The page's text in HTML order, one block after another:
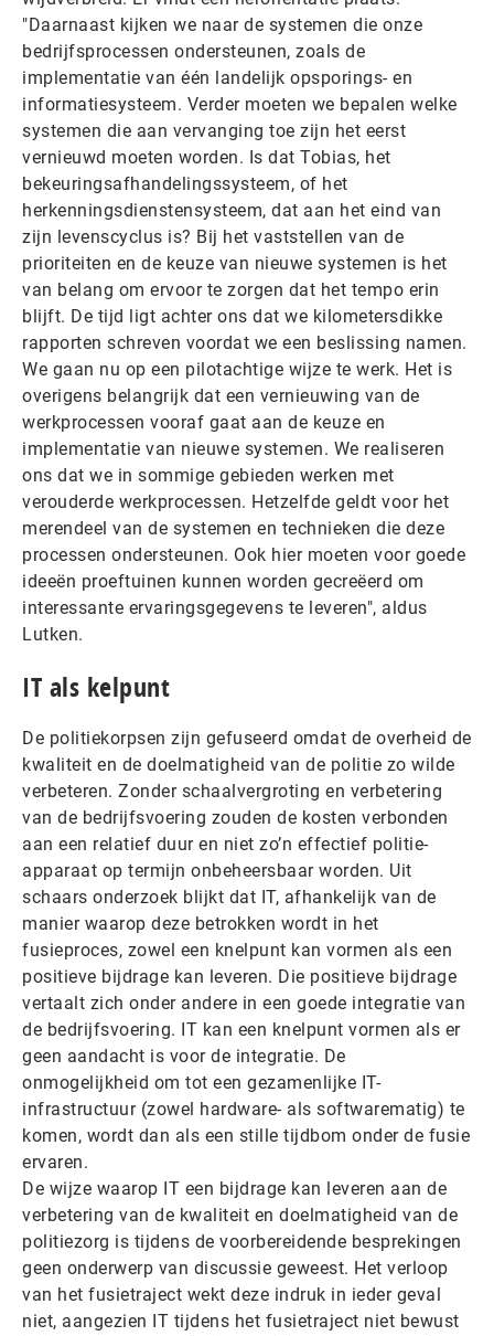
"Daarnaast kijken we naar de systemen die onze
bedrijfsprocessen ondersteunen, zoals de
implementatie van één landelijk opsporings- en
informatiesysteem. Verder moeten we bepalen welke
systemen die aan vervanging toe zijn het eerst
vernieuwd moeten worden. Is dat Tobias, het
bekeuringsafhandelingssysteem, of het
herkenningsdienstensysteem, dat aan het eind van
zijn levenscyclus is? Bij het vaststellen van de
prioriteiten en de keuze van nieuwe systemen is het
van belang om ervoor te zorgen dat het tempo erin
blijft. De tijd ligt achter ons dat we kilometersdikke
rapporten schreven voordat we een beslissing namen.
We gaan nu op een pilotachtige wijze te werk. Het is
overigens belangrijk dat een vernieuwing van de
werkprocessen vooraf gaat aan de keuze en
implementatie van nieuwe systemen. We realiseren
ons dat we in sommige gebieden werken met
verouderde werkprocessen. Hetzelfde geldt voor het
merendeel van de systemen en technieken die deze
processen ondersteunen. Ook hier moeten voor goede
ideeën proeftuinen kunnen worden gecreëerd om
interessante ervaringsgegevens te leveren", aldus
Lutken.
IT als kelpunt
De politiekorpsen zijn gefuseerd omdat de overheid de
kwaliteit en de doelmatigheid van de politie zo wilde
verbeteren. Zonder schaalvergroting en verbetering
van de bedrijfsvoering zouden de kosten verbonden
aan een relatief duur en niet zo’n effectief politie-
apparaat op termijn onbeheersbaar worden. Uit
schaars onderzoek blijkt dat IT, afhankelijk van de
manier waarop deze betrokken wordt in het
fusieproces, zowel een knelpunt kan vormen als een
positieve bijdrage kan leveren. Die positieve bijdrage
vertaalt zich onder andere in een goede integratie van
de bedrijfsvoering. IT kan een knelpunt vormen als er
geen aandacht is voor de integratie. De
onmogelijkheid om tot een gezamenlijke IT-
infrastructuur (zowel hardware- als softwarematig) te
komen, wordt dan als een stille tijdbom onder de fusie
ervaren.
De wijze waarop IT een bijdrage kan leveren aan de
verbetering van de kwaliteit en doelmatigheid van de
politiezorg is tijdens de voorbereidende besprekingen
geen onderwerp van discussie geweest. Het verloop
van het fusietraject wekt deze indruk in ieder geval
niet, aangezien IT tijdens het fusietraject niet bewust